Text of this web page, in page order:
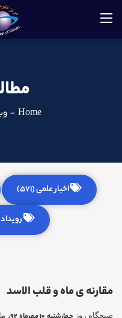
Home
-
اخبار علمی (571)
مقارنه ی ماه و قلب الاسد
صبحگاه روز ،